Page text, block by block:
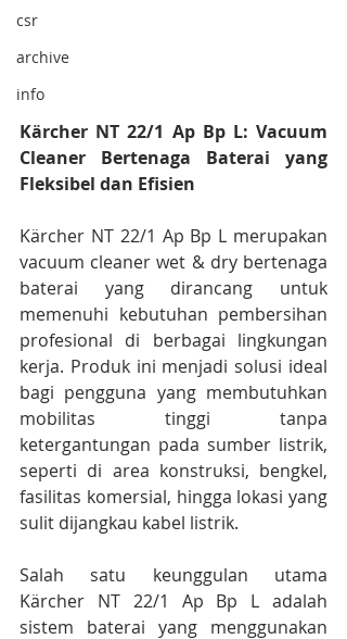
csr
archive
info
Kärcher NT 22/1 Ap Bp L: Vacuum
Cleaner Bertenaga Baterai yang
Fleksibel dan Efisien
Kärcher NT 22/1 Ap Bp L merupakan
vacuum cleaner wet & dry bertenaga
baterai yang dirancang untuk
memenuhi kebutuhan pembersihan
profesional di berbagai lingkungan
kerja. Produk ini menjadi solusi ideal
bagi pengguna yang membutuhkan
mobilitas tinggi tanpa
ketergantungan pada sumber listrik,
seperti di area konstruksi, bengkel,
fasilitas komersial, hingga lokasi yang
sulit dijangkau kabel listrik.
Salah satu keunggulan utama
Kärcher NT 22/1 Ap Bp L adalah